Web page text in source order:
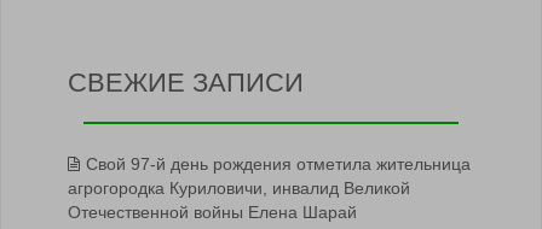
СВЕЖИЕ ЗАПИСИ
Свой 97-й день рождения отметила жительница
агрогородка Куриловичи, инвалид Великой
Отечественной войны Елена Шарай